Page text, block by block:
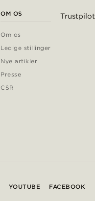
OM OS
Om os
Ledige stillinger
Nye artikler
Presse
CSR
Trustpilot
YOUTUBE FACEBOOK